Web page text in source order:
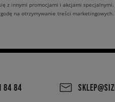
z innymi promocjami i akcjami
na otrzymywanie treści marketingowych.
84 84